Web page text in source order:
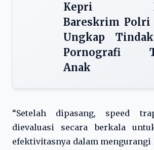
Kepri
Bareskrim Polri
Ungkap
Pornografi
Anak
“Setelah dipasang, speed
dievaluasi secara berkala
efektivitasnya dalam mengurangi